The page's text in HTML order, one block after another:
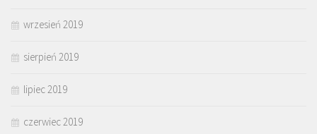
wrzesień 2019
sierpień 2019
lipiec 2019
czerwiec 2019